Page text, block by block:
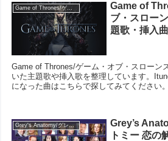
Game of
ブ・スロー
題歌・挿入
Game of Thrones/ゲーム・オブ・スローン
いた主題歌や挿入歌を整理しています。
になった曲はこちらで探してみてください
Grey's Anatomy/グレイズ・アナトミー 恋の解剖学
Grey’s
トミー 恋の